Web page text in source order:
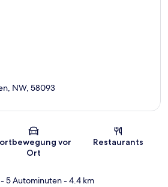
Karte
NW, 58093
vor
Ort
Restaurants
- 5 Autominuten- 4.4 km